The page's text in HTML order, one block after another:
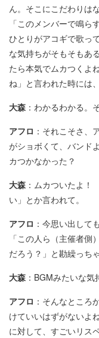
ん。そこにこだわりは
「このメンバーで鳴
ひとりがアコギで歌っ
な気持ちがそもそもあ
たら本気でムカつくよ
ね」と言われた時には
大森 ：わかるわかる。
アフロ ：それこそさ、
がショボくて、バンド
カつかなかった？
大森 ：ムカついたよ
い」とか言われて。
アフロ ：今思い出して
「この人ら（主催者
だろう？」と勘繰っち
大森 ：BGMみたいな気
アフロ ：そんなところ
けていいはずがないよ
に対して、すごいリス